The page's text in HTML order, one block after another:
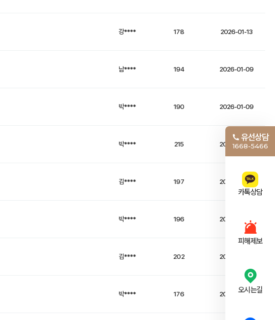
강**** 178 2026-01-13
남**** 194 2026-01-09
박**** 190 2026-01-09
박**** 215 2026-01-09
김**** 197 2026-01-05
박**** 196 2026-01-05
김**** 202 2026-01-02
박**** 176 2026-01-02
유선상담
1668-5466
카톡상담
피해제보
오시는길